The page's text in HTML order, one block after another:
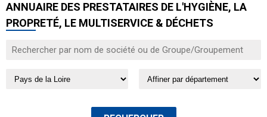
ANNUAIRE DES PRESTATAIRES DE L'HYGIÈNE, LA
PROPRETÉ, LE MULTISERVICE & DÉCHETS